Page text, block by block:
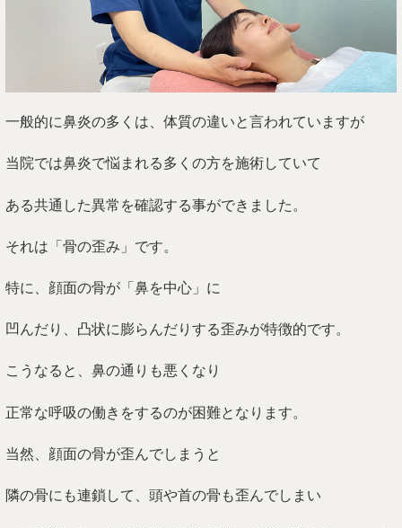
一般的に鼻炎の多くは、体質の違いと言われていますが
当院では鼻炎で悩まれる多くの方を施術していて
ある共通した異常を確認する事ができました。
それは「骨の歪み」です。
特に、顔面の骨が「鼻を中心」に
凹んだり、凸状に膨らんだりする歪みが特徴的です。
こうなると、鼻の通りも悪くなり
正常な呼吸の働きをするのが困難となります。
当然、顔面の骨が歪んでしまうと
隣の骨にも連鎖して、頭や首の骨も歪んでしまい